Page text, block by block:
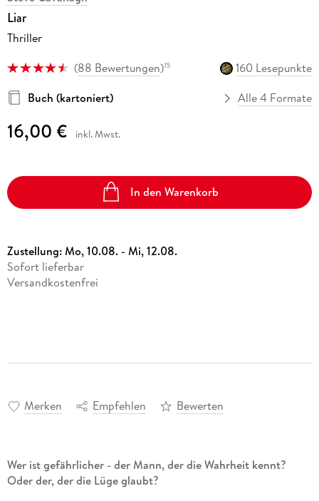
Liar
Thriller
(88 Bewertungen)15
160 Lesepunkte
Buch (kartoniert)
Alle 4 Formate
16,00 € inkl. Mwst.
In den Warenkorb
Zustellung:Mo, 10.08. - Mi, 12.08.
Sofort lieferbar
Versandkostenfrei
Merken Empfehlen Bewerten
Wer ist gefährlicher - der Mann, der die Wahrheit kennt?
Oder der, der die Lüge glaubt?